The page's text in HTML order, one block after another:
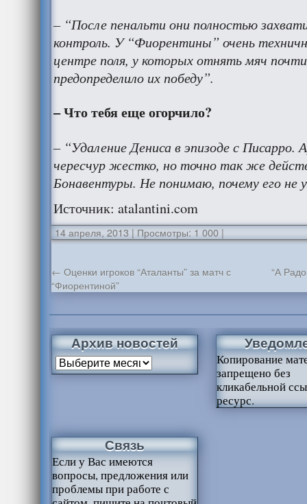
– “После пенальти они полностью
контроль. У “Фиорентины” очень
центре поля, у которых отнять мяч
предопределило их победу”.
– Что тебя еще огорчило?
– “Удаление Дениса в эпизоде с Писарро.
чересчур жестко, но точно так же
Бонавентуры. Не понимаю, почему его не
Источник: atalantini.com
14 апреля, 2013 | Просмотры: 1 000|
← Оценки игроков “Аталанты” за матч с
“Фиорентиной”
“А
Архив новостей
Копирование
запрещено без
кликабельной
ресурс.
Связь
Если у Вас имеются
вопросы, предложения или
проблемы при работе с